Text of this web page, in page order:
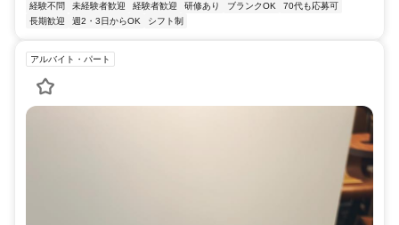
経験不問
未経験者歓迎 経験者歓迎 研修あり ブランクOK
70代も応募可
長期歓迎
週2・3日からOK シフト制
アルバイト・パート